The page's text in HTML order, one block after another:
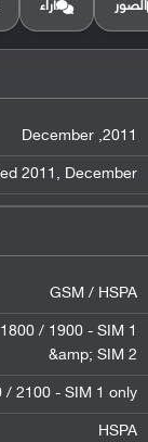
الصور آراء
2011, December
2011, December
GSM / HSPA
/ 1900 - SIM 1
&amp; SIM 2
/ 2100 - SIM 1 only
HSPA